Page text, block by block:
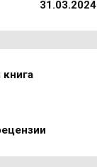
31.03.2024
книга